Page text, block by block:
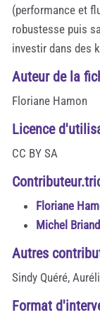
(performance et
robustesse puis
investir dans des
Auteur de la
Floriane Hamon
Licence
CC BY SA
Floriane
Michel Briand
Autres
Sindy Quéré,
Format